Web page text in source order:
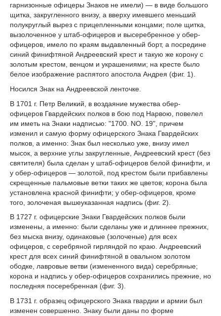
гарнизонные офицеры Знаков не имели) — в виде большого
щитка, закругленного внизу, а вверху имевшего меньший
полукруглый вырез с прицепленными концами; поле щитка,
вызолоченное у штаб-офицеров и высеребренное у обер-
офицеров, имело по краям выдавленный борт, а посредине
синий финифтяной Андреевский крест и такую же корону с
золотым крестом, венцом и украшениями; на кресте было
белое изображение распятого апостола Андрея (фиг. 1).
Носился Знак на Андреевской ленточке.
В 1701 г. Петр Великий, в воздаяние мужества обер-
офицеров Гвардейских полков в бою под Нарвою, повелел
им иметь на Знаки надписью: "1700. NO. 19", причем
изменил и самую форму офицерского Знака Гвардейских
полков, а именно: Знак был несколько уже, внизу имел
мысок, а верхние углы закругленные, Андреевский крест (без
святителя) была сделан у штаб-офицеров белой финифти, и
у обер-офицеров — золотой, под крестом были прибавлены
скрещенные пальмовые ветки таких же цветов; корона была
установлена красной финифти; у обер-офицеров, кроме
того, золоченая вышеуказанная надпись (фиг. 2).
В 1727 г. офицерские Знаки Гвардейских полков были
изменены, а именно: были сделаны уже и длиннее прежних,
без мыска внизу, одинаковые (золоченые) для всех
офицеров, с серебряной гирляндой по краю. Андреевский
крест для всех синий финифтяной в овальном золотом
ободке, лавровые ветви (измененного вида) серебряные;
корона и надпись у обер-офицеров сохранились прежние, но
последняя посеребренная (фиг. 3).
В 1731 г. образец офицерского Знака гвардии и армии был
изменен совершенно. Знаку были даны по форме